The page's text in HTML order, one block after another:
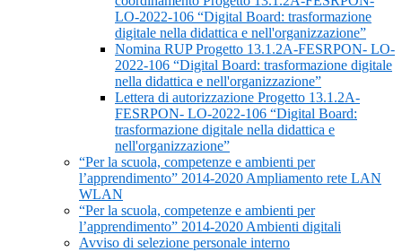
LO-2022-106 “Digital Board: trasformazione
digitale nella didattica e nell'organizzazione”
Nomina RUP Progetto 13.1.2A-FESRPON- LO-
2022-106 “Digital Board: trasformazione digitale
nella didattica e nell'organizzazione”
Lettera di autorizzazione Progetto 13.1.2A-
FESRPON- LO-2022-106 “Digital Board:
trasformazione digitale nella didattica e
nell'organizzazione”
“Per la scuola, competenze e ambienti per
l’apprendimento” 2014-2020 Ampliamento rete LAN
WLAN
“Per la scuola, competenze e ambienti per
l’apprendimento” 2014-2020 Ambienti digitali
Avviso di selezione personale interno